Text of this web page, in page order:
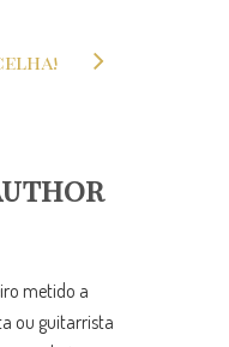
metido a
ou guitarrista